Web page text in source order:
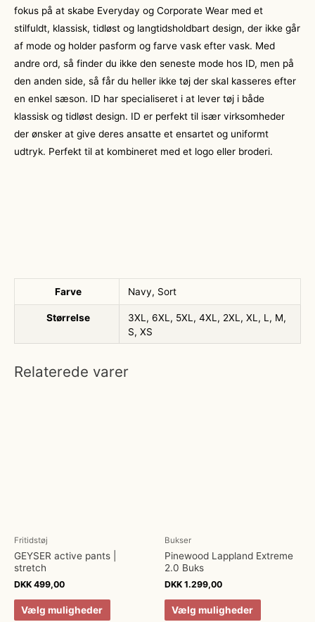
fokus på at skabe Everyday og Corporate Wear med et
stilfuldt, klassisk, tidløst og langtidsholdbart design, der ikke går
af mode og holder pasform og farve vask efter vask. Med
andre ord, så finder du ikke den seneste mode hos ID, men på
den anden side, så får du heller ikke tøj der skal kasseres efter
en enkel sæson. ID har specialiseret i at lever tøj i både
klassisk og tidløst design. ID er perfekt til især virksomheder
der ønsker at give deres ansatte et ensartet og uniformt
udtryk. Perfekt til at kombineret med et logo eller broderi.
Farve Navy, Sort
Størrelse
3XL, 6XL, 5XL, 4XL, 2XL, XL, L, M,
S, XS
Relaterede varer
Fritidstøj
GEYSER active pants |
stretch
DKK 499,00
Vælg muligheder
Bukser
Pinewood Lappland Extreme
2.0 Buks
DKK 1.299,00
Vælg muligheder